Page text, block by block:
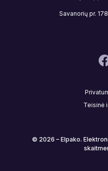
Savanorių pr.
Teisinė
© 2026 – Elpako.